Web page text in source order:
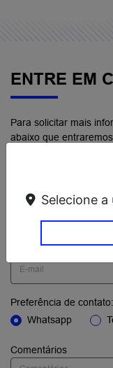
ENTRE EM
Para solicitar mais
abaixo que
Preferência de contato:
Whatsapp
Comentários
Selecione